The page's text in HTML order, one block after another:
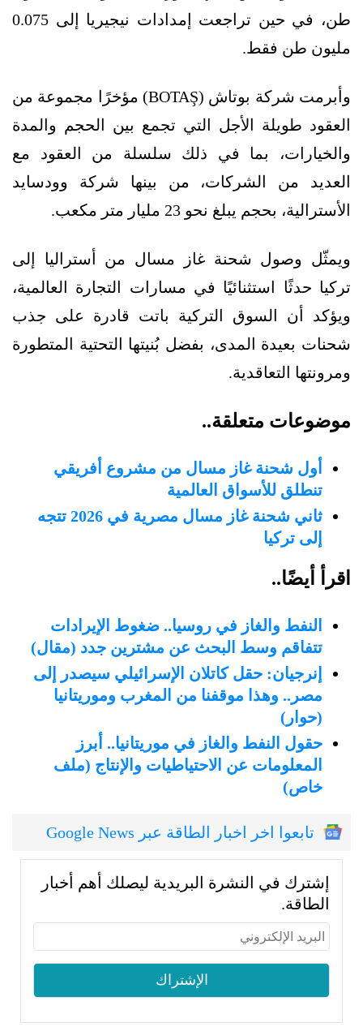
طن، في حين تراجعت إمدادات نيجيريا إلى 0.075
مليون طن فقط.
وأبرمت شركة بوتاش (BOTAŞ) مؤخرًا مجموعة من
العقود طويلة الأجل التي تجمع بين الحجم والمدة
والخيارات، بما في ذلك سلسلة من العقود مع
العديد من الشركات، من بينها شركة وودسايد
الأسترالية، بحجم يبلغ نحو 23 مليار متر مكعب.
ويمثّل وصول شحنة غاز مسال من أستراليا إلى
تركيا حدثًا استثنائيًا في مسارات التجارة العالمية،
ويؤكد أن السوق التركية باتت قادرة على جذب
شحنات بعيدة المدى، بفضل بُنيتها التحتية المتطورة
ومرونتها التعاقدية.
موضوعات متعلقة..
أول شحنة غاز مسال من مشروع أفريقي
تنطلق للأسواق العالمية
ثاني شحنة غاز مسال مصرية في 2026 تتجه
إلى تركيا
اقرأ أيضًا..
النفط والغاز في روسيا.. ضغوط الإيرادات
تتفاقم وسط البحث عن مشترين جدد (مقال)
إنرجيان: حقل كاتلان الإسرائيلي سيصدر إلى
مصر.. وهذا موقفنا من المغرب وموريتانيا
(حوار)
حقول النفط والغاز في موريتانيا.. أبرز
المعلومات عن الاحتياطيات والإنتاج (ملف
خاص)
تابعوا اخر اخبار الطاقة عبر Google News
إشترك في النشرة البريدية ليصلك أهم أخبار
الطاقة.